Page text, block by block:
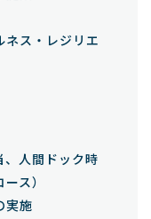
ネス・レジリエ
、人間ドック時
ス）
実施